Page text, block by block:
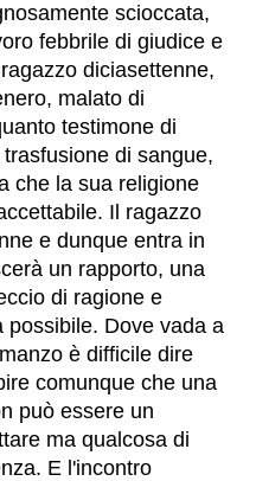
scioccata,
febbrile di giudice e
diciasettenne,
malato di
testimone di
di sangue,
che la sua religione
Il ragazzo
e dunque entra in
un rapporto, una
di ragione e
possibile. Dove vada a
è difficile dire
comunque che una
può essere un
ma qualcosa di
E l'incontro